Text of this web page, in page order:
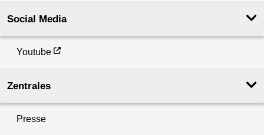
Social Media
Youtube
Zentrales
Presse